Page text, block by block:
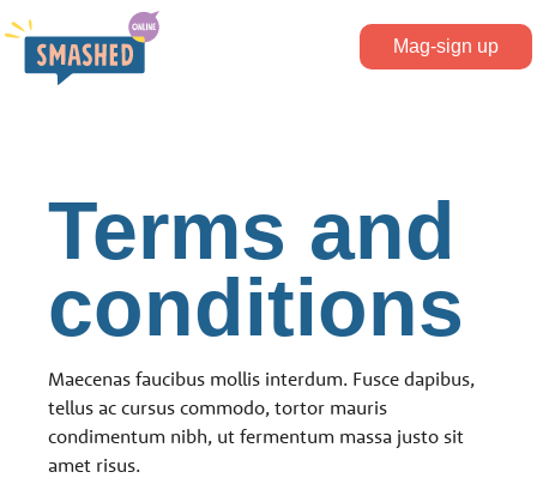
Dumiretso sa main content
Smashed Online Mag-sign up
Terms and
conditions
Maecenas faucibus mollis interdum. Fusce dapibus,
tellus ac cursus commodo, tortor mauris
condimentum nibh, ut fermentum massa justo sit
amet risus.